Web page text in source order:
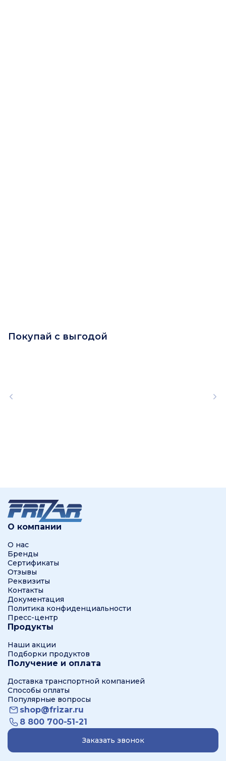
Покупай с выгодой
О компании
О нас
Бренды
Сертификаты
Отзывы
Реквизиты
Контакты
Документация
Политика конфиденциальности
Пресс-центр
Продукты
Наши акции
Подборки продуктов
Получение и оплата
Доставка транспортной компанией
Способы оплаты
Популярные вопросы
shop@frizar.ru
8 800 700-51-21
Заказать звонок